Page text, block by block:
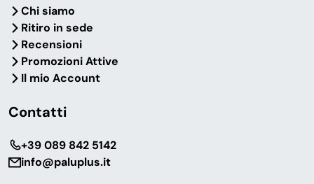
Chi siamo
Ritiro in sede
Recensioni
Promozioni Attive
Il mio Account
Contatti
‎+39 089 842 5142
info@paluplus.it